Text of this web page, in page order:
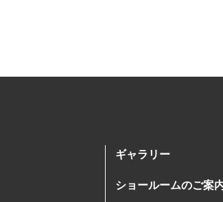
ギャラリー
ショールームのご案